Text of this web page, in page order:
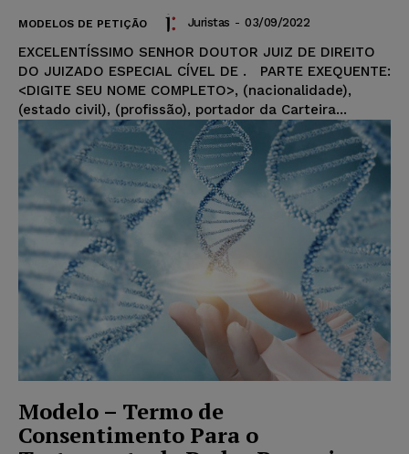
MODELOS DE PETIÇÃO Juristas - 03/09/2022
EXCELENTÍSSIMO SENHOR DOUTOR JUIZ DE DIREITO
DO JUIZADO ESPECIAL CÍVEL DE . PARTE EXEQUENTE:
<DIGITE SEU NOME COMPLETO>, (nacionalidade),
(estado civil), (profissão), portador da Carteira...
Modelo – Termo de
Consentimento Para o